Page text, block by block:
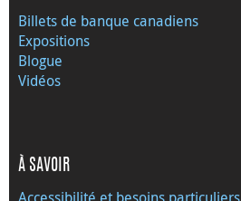
Billets de banque canadiens
Expositions
Blogue
Vidéos
À SAVOIR